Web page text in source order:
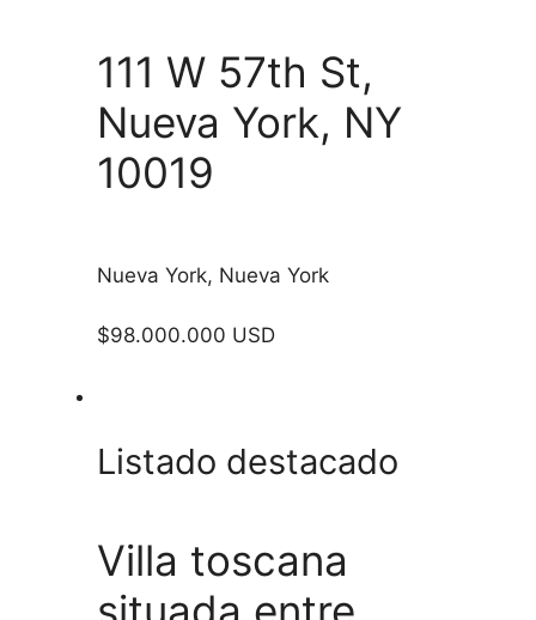
111 W 57th St,
Nueva York, NY
10019
Nueva York, Nueva York
$98.000.000 USD
Listado destacado
Villa toscana